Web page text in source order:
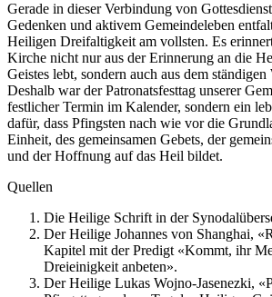
Gerade in dieser Verbindung von
Gedenken und aktivem Gemeindeleben
Heiligen Dreifaltigkeit am vollsten. Es
Kirche nicht nur aus der Erinnerung an die
Geistes lebt, sondern auch aus dem
Deshalb war der Patronatsfesttag unserer
festlicher Termin im Kalender, sondern ein
dafür, dass Pfingsten nach wie vor die
Einheit, des gemeinsamen Gebets, der
und der Hoffnung auf das Heil bildet.
Quellen
Die Heilige Schrift in der
Der Heilige Johannes von Shanghai,
Kapitel mit der Predigt «Kommt, ihr
Dreieinigkeit anbeten».
Der Heilige Lukas Wojno-Jasenezki,